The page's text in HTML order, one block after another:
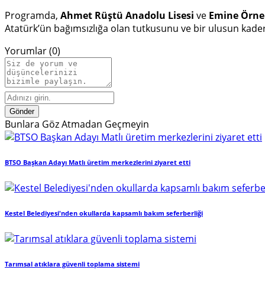
Programda, Ahmet Rüştü Anadolu Lisesi ve Emine
Atatürk’ün bağımsızlığa olan tutkusunu ve bir ulusun
Yorumlar (0)
Gönder
Bunlara Göz Atmadan Geçmeyin
BTSO Başkan Adayı Matlı üretim merkezlerini ziyaret etti
Kestel Belediyesi'nden okullarda kapsamlı bakım seferberliği
Tarımsal atıklara güvenli toplama sistemi